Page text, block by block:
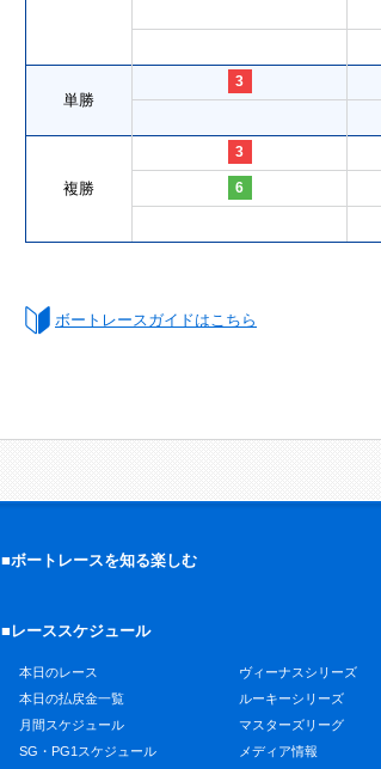
単勝
3
複勝
3
6
ボートレースガイドはこちら
■ボートレースを知る楽しむ
■レーススケジュール
本日のレース
本日の払戻金一覧
月間スケジュール
SG・PG1スケジュール
ヴィーナスシリーズ
ルーキーシリーズ
マスターズリーグ
メディア情報